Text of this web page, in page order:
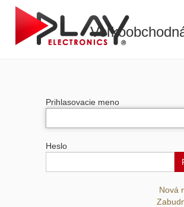
Prihlasovacie meno
Heslo
Nová